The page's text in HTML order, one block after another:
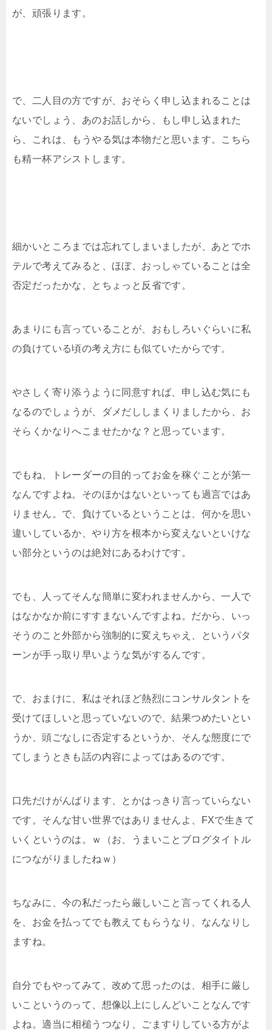
が、頑張ります。
で、二人目の方ですが、おそらく申し込まれることは
ないでしょう、あのお話しから、もし申し込まれた
ら、これは、もうやる気は本物だと思います。こちら
も精一杯アシストします。
細かいところまでは忘れてしまいましたが、あとでホ
テルで考えてみると、ほぼ、おっしゃていることは全
否定だったかな、とちょっと反省です。
あまりにも言っていることが、おもしろいぐらいに私
の負けている頃の考え方にも似ていたからです。
やさしく寄り添うように同意すれば、申し込む気にも
なるのでしょうが、ダメだししまくりましたから、お
そらくかなりへこませたかな？と思っています。
でもね、トレーダーの目的ってお金を稼ぐことが第一
なんですよね。そのほかはないといっても過言ではあ
りません。で、負けているということは、何かを思い
違いしているか、やり方を根本から変えないといけな
い部分というのは絶対にあるわけです。
でも、人ってそんな簡単に変われませんから、一人で
はなかなか前にすすまないんですよね。だから、いっ
そうのこと外部から強制的に変えちゃえ、というパタ
ーンが手っ取り早いような気がするんです。
で、おまけに、私はそれほど熱烈にコンサルタントを
受けてほしいと思っていないので、結果つめたいとい
うか、頭ごなしに否定するというか、そんな態度にで
てしまうときも話の内容によってはあるのです。
口先だけがんばります、とかはっきり言っていらない
です。そんな甘い世界ではありませんよ、FXで生きて
いくというのは。ｗ（お、うまいことブログタイトル
につながりましたねｗ）
ちなみに、今の私だったら厳しいこと言ってくれる人
を、お金を払ってでも教えてもらうなり、なんなりし
ますね。
自分でもやってみて、改めて思ったのは、相手に厳し
いこというのって、想像以上にしんどいことなんです
よね。適当に相槌うつなり、ごますりしている方がよ